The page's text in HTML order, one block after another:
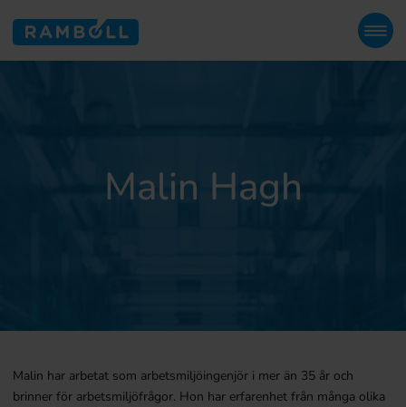
Malin Hagh
Malin har arbetat som arbetsmiljöingenjör i mer än 35 år och
brinner för arbetsmiljöfrågor. Hon har erfarenhet från många olika